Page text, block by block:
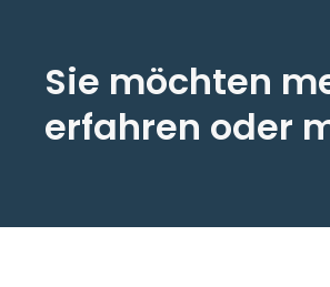
Sie möchten
erfahren oder